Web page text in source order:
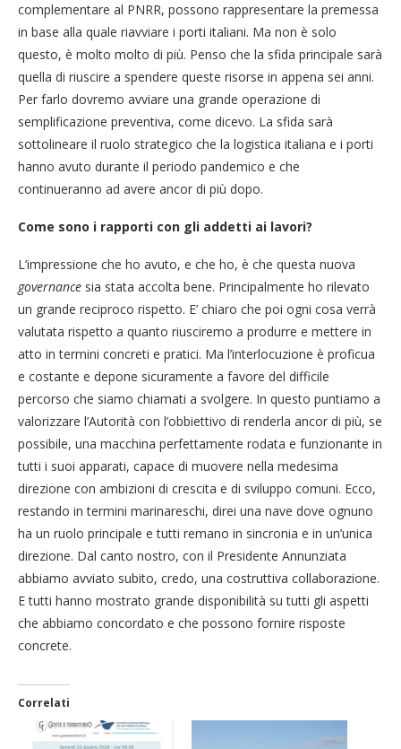
complementare al PNRR, possono rappresentare la premessa
in base alla quale riavviare i porti italiani. Ma non è solo
questo, è molto molto di più. Penso che la sfida principale sarà
quella di riuscire a spendere queste risorse in appena sei anni.
Per farlo dovremo avviare una grande operazione di
semplificazione preventiva, come dicevo. La sfida sarà
sottolineare il ruolo strategico che la logistica italiana e i porti
hanno avuto durante il periodo pandemico e che
continueranno ad avere ancor di più dopo.
Come sono i rapporti con gli addetti ai lavori?
L’impressione che ho avuto, e che ho, è che questa nuova
governance sia stata accolta bene. Principalmente ho rilevato
un grande reciproco rispetto. E’ chiaro che poi ogni cosa verrà
valutata rispetto a quanto riusciremo a produrre e mettere in
atto in termini concreti e pratici. Ma l’interlocuzione è proficua
e costante e depone sicuramente a favore del difficile
percorso che siamo chiamati a svolgere. In questo puntiamo a
valorizzare l’Autorità con l’obbiettivo di renderla ancor di più, se
possibile, una macchina perfettamente rodata e funzionante in
tutti i suoi apparati, capace di muovere nella medesima
direzione con ambizioni di crescita e di sviluppo comuni. Ecco,
restando in termini marinareschi, direi una nave dove ognuno
ha un ruolo principale e tutti remano in sincronia e in un’unica
direzione. Dal canto nostro, con il Presidente Annunziata
abbiamo avviato subito, credo, una costruttiva collaborazione.
E tutti hanno mostrato grande disponibilità su tutti gli aspetti
che abbiamo concordato e che possono fornire risposte
concrete.
Correlati